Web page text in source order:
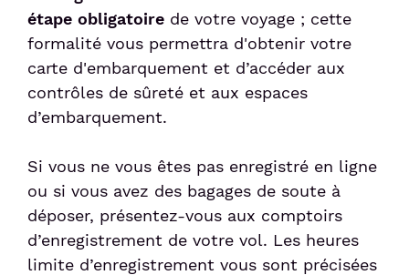
Week-end friendly
Compagnies & Charters
Compagnies aériennes
Vols Charters
Réservez vos billets d'avion
Suivi de commande de billets
Liaisons Bus
Service Voiturier
Réservez votre parking
Animations culturelles
Détente et divertissement
Hôtel et salle de réunion
Shop & Collect
Passer le contrôle sûreté
Passer le contrôles aux frontières
Duty-free
Consigne et expédition d'objets
Après votre voyage
Bagages perdus et objets trouvés
Douane
Politique sociale
Politique sociétale
Confiance clients
étape obligatoire de votre voyage ; cette
formalité vous permettra d'obtenir votre
carte d'embarquement et d’accéder aux
contrôles de sûreté et aux espaces
d’embarquement.
Si vous ne vous êtes pas enregistré en ligne
ou si vous avez des bagages de soute à
déposer, présentez-vous aux comptoirs
d’enregistrement de votre vol. Les heures
limite d’enregistrement vous sont précisées